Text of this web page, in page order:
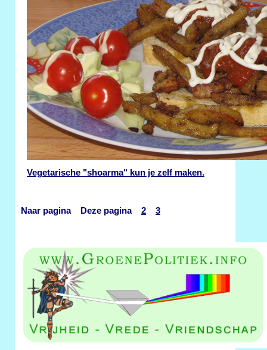
Vegetarische "shoarma" kun je zelf maken.
Naar pagina Deze pagina 2 3